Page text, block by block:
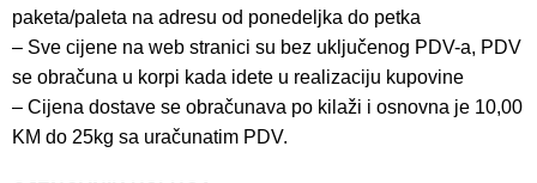
paketa/paleta na adresu od ponedeljka do petka
– Sve cijene na web stranici su bez uključenog PDV-a, PDV
se obračuna u korpi kada idete u realizaciju kupovine
– Cijena dostave se obračunava po kilaži i osnovna je 10,00
KM do 25kg sa uračunatim PDV.